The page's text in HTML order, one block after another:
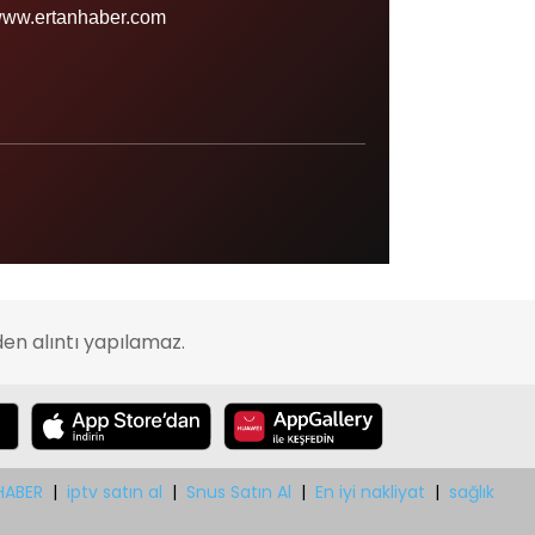
Sinop
Tekirdağ
Tunceli
Van
Yozgat
Zonguldak
alıntı yapılamaz.
| iptv satın al | Snus Satın Al | En iyi nakliyat | sağlık